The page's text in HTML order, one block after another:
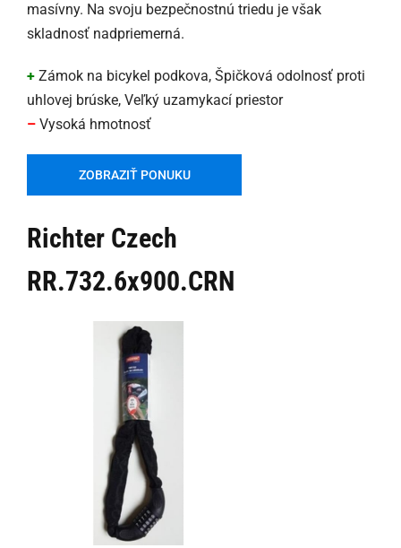
masívny. Na svoju bezpečnostnú triedu je však
skladnosť nadpriemerná.
+ Zámok na bicykel podkova, Špičková odolnosť proti
uhlovej brúske, Veľký uzamykací priestor
– Vysoká hmotnosť
ZOBRAZIŤ PONUKU
Richter Czech
RR.732.6x900.CRN